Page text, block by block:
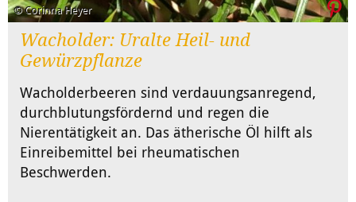
© Corinna Heyer
Wacholder: Uralte Heil- und
Gewürzpflanze
Wacholderbeeren sind verdauungsanregend,
durchblutungsfördernd und regen die
Nierentätigkeit an. Das ätherische Öl hilft als
Einreibemittel bei rheumatischen
Beschwerden.